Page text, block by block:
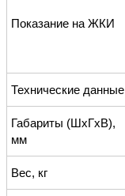
Показание на ЖКИ
Технические данные
Габариты (ШхГхВ),
мм
Вес, кг